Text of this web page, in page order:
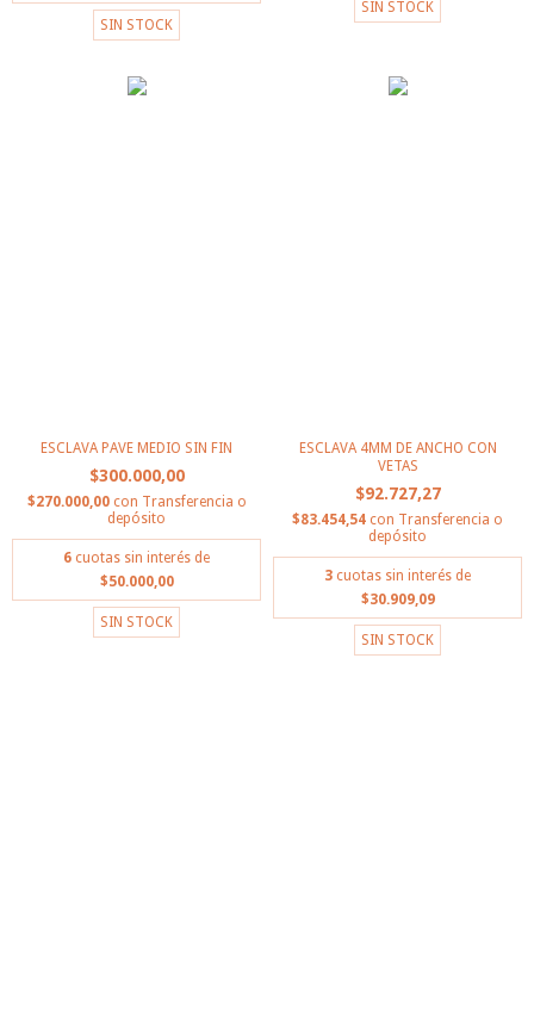
SIN STOCK
SIN STOCK
ESCLAVA PAVE MEDIO SIN FIN
$300.000,00
$270.000,00 con Transferencia o
depósito
6 cuotas sin interés de
$50.000,00
SIN STOCK
ESCLAVA 4MM DE ANCHO CON
VETAS
$92.727,27
$83.454,54 con Transferencia o
depósito
3 cuotas sin interés de
$30.909,09
SIN STOCK